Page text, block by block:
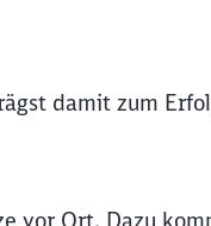
damit zum